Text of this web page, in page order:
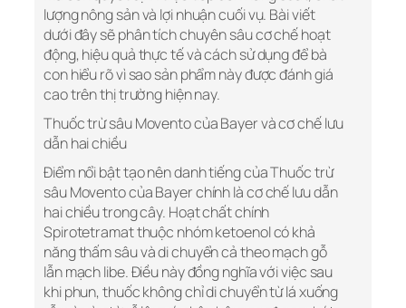
lượng nông sản và lợi nhuận cuối vụ. Bài viết
dưới đây sẽ phân tích chuyên sâu cơ chế hoạt
động, hiệu quả thực tế và cách sử dụng để bà
con hiểu rõ vì sao sản phẩm này được đánh giá
cao trên thị trường hiện nay.
Thuốc trừ sâu Movento của Bayer và cơ chế lưu
dẫn hai chiều
Điểm nổi bật tạo nên danh tiếng của Thuốc trừ
sâu Movento của Bayer chính là cơ chế lưu dẫn
hai chiều trong cây. Hoạt chất chính
Spirotetramat thuộc nhóm ketoenol có khả
năng thấm sâu và di chuyển cả theo mạch gỗ
lẫn mạch libe. Điều này đồng nghĩa với việc sau
khi phun, thuốc không chỉ di chuyển từ lá xuống